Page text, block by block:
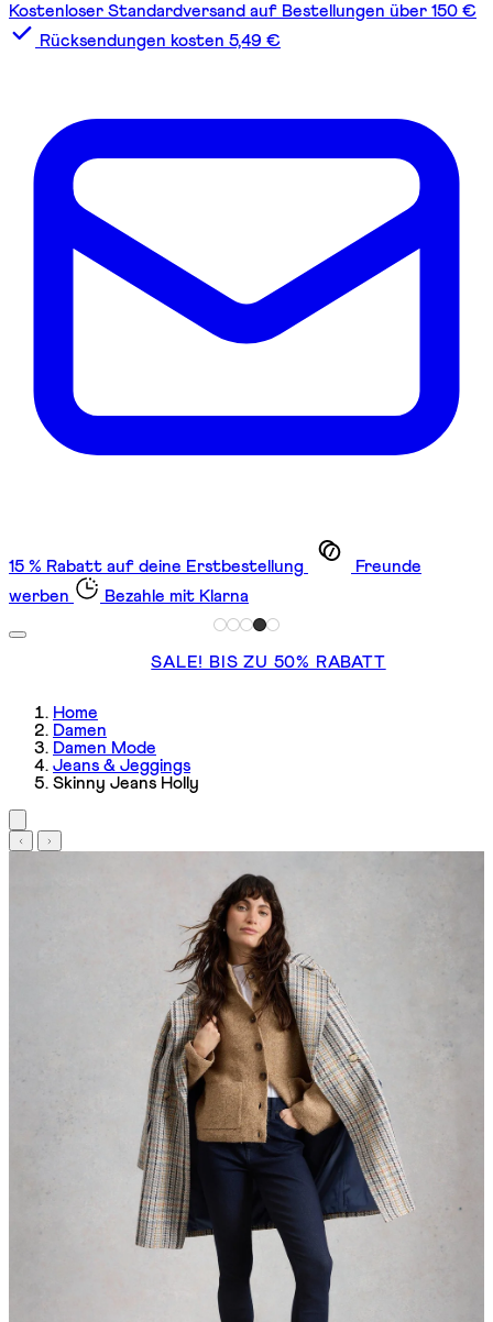
Kostenloser Standardversand auf Bestellungen über 150 €
Rücksendungen kosten 5,49 €
15 % Rabatt auf deine Erstbestellung
Freunde
werben
Bezahle mit Klarna
SALE! BIS ZU 50% RABATT
Home
Damen
Damen Mode
Jeans & Jeggings
Skinny Jeans Holly